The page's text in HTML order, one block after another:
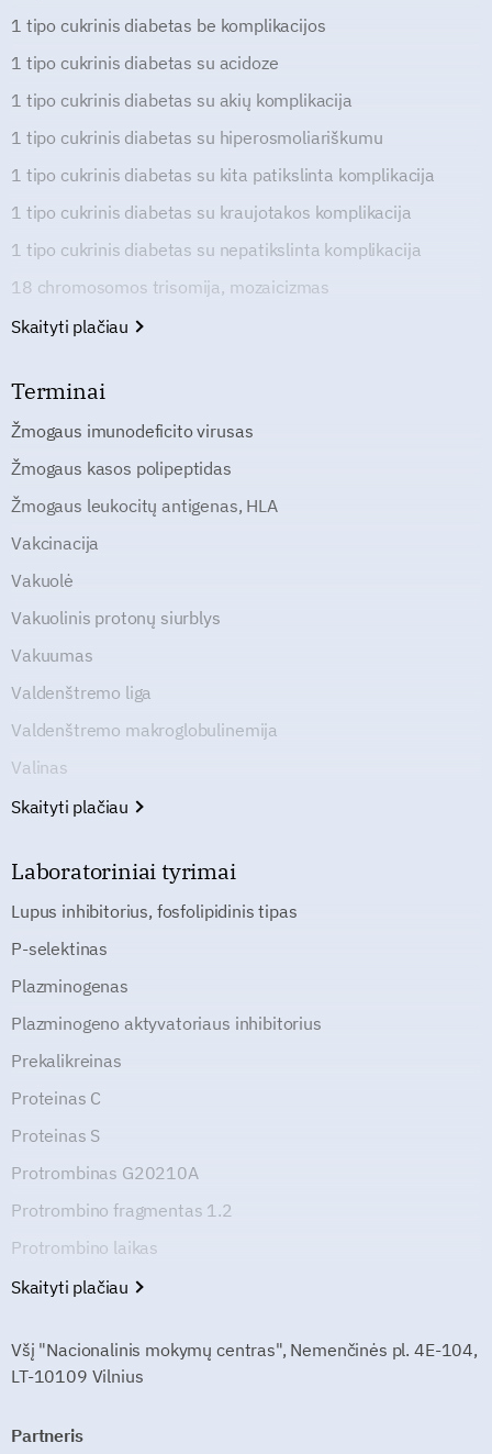
1 tipo cukrinis diabetas be komplikacijos
1 tipo cukrinis diabetas su acidoze
1 tipo cukrinis diabetas su akių komplikacija
1 tipo cukrinis diabetas su hiperosmoliariškumu
1 tipo cukrinis diabetas su kita patikslinta komplikacija
1 tipo cukrinis diabetas su kraujotakos komplikacija
1 tipo cukrinis diabetas su nepatikslinta komplikacija
18 chromosomos trisomija, mozaicizmas
Skaityti plačiau
Terminai
Žmogaus imunodeficito virusas
Žmogaus kasos polipeptidas
Žmogaus leukocitų antigenas, HLA
Vakcinacija
Vakuolė
Vakuolinis protonų siurblys
Vakuumas
Valdenštremo liga
Valdenštremo makroglobulinemija
Valinas
Skaityti plačiau
Laboratoriniai tyrimai
Lupus inhibitorius, fosfolipidinis tipas
P-selektinas
Plazminogenas
Plazminogeno aktyvatoriaus inhibitorius
Prekalikreinas
Proteinas C
Proteinas S
Protrombinas G20210A
Protrombino fragmentas 1.2
Protrombino laikas
Skaityti plačiau
Všį "Nacionalinis mokymų centras", Nemenčinės pl. 4E-104,
LT-10109 Vilnius
Partneris